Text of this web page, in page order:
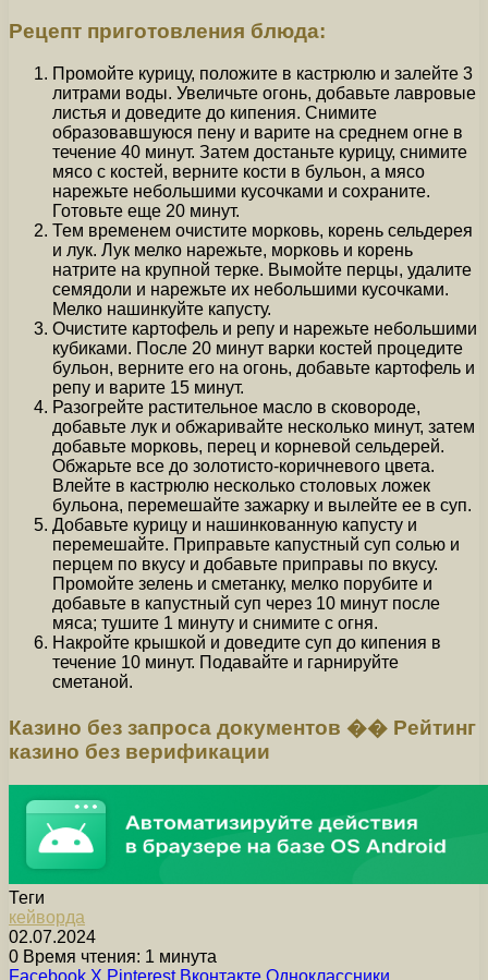
Рецепт приготовления блюда:
Промойте курицу, положите в кастрюлю и залейте 3
литрами воды. Увеличьте огонь, добавьте лавровые
листья и доведите до кипения. Снимите
образовавшуюся пену и варите на среднем огне в
течение 40 минут. Затем достаньте курицу, снимите
мясо с костей, верните кости в бульон, а мясо
нарежьте небольшими кусочками и сохраните.
Готовьте еще 20 минут.
Тем временем очистите морковь, корень сельдерея
и лук. Лук мелко нарежьте, морковь и корень
натрите на крупной терке. Вымойте перцы, удалите
семядоли и нарежьте их небольшими кусочками.
Мелко нашинкуйте капусту.
Очистите картофель и репу и нарежьте небольшими
кубиками. После 20 минут варки костей процедите
бульон, верните его на огонь, добавьте картофель и
репу и варите 15 минут.
Разогрейте растительное масло в сковороде,
добавьте лук и обжаривайте несколько минут, затем
добавьте морковь, перец и корневой сельдерей.
Обжарьте все до золотисто-коричневого цвета.
Влейте в кастрюлю несколько столовых ложек
бульона, перемешайте зажарку и вылейте ее в суп.
Добавьте курицу и нашинкованную капусту и
перемешайте. Приправьте капустный суп солью и
перцем по вкусу и добавьте приправы по вкусу.
Промойте зелень и сметанку, мелко порубите и
добавьте в капустный суп через 10 минут после
мяса; тушите 1 минуту и снимите с огня.
Накройте крышкой и доведите суп до кипения в
течение 10 минут. Подавайте и гарнируйте
сметаной.
Казино без запроса документов �� Рейтинг
казино без верификации
Теги
кейворда
02.07.2024
0 Время чтения: 1 минута
Facebook X Pinterest Вконтакте Одноклассники